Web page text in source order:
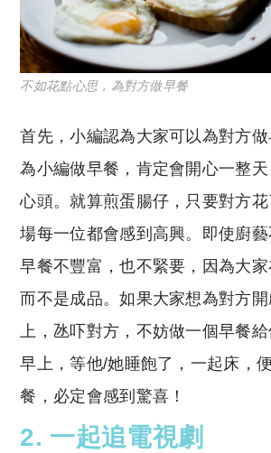
不如花點心思，為對方做早餐
首先，小編認為大家可以為對方
為小編做早餐，肯定會開心一整
心頭。就算煎蛋腸仔，只要對方
場每一位都會感到高興。即使廚
早餐不豐富，也不緊要，因為大家
而不是成品。如果大家想為對方
上，氹吓對方，不妨做一個早餐
早上，等他/她睡飽了，一起床，
餐，必定會感到驚喜！
2. 一起追電視劇